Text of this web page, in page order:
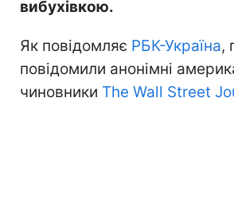
вибухівкою.
Як повідомляє РБК-Україна,
повідомили анонімні
чиновники The Wall Street